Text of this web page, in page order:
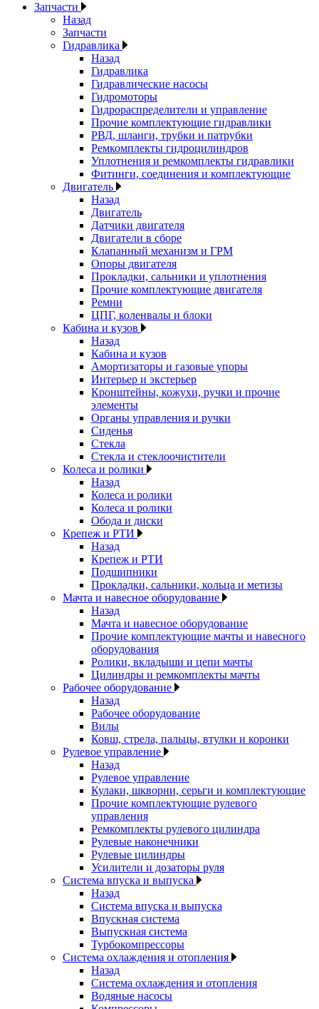
Запчасти
Назад
Запчасти
Гидравлика
Назад
Гидравлика
Гидравлические насосы
Гидромоторы
Гидрораспределители и управление
Прочие комплектующие гидравлики
РВД, шланги, трубки и патрубки
Ремкомплекты гидроцилиндров
Уплотнения и ремкомплекты гидравлики
Фитинги, соединения и комплектующие
Двигатель
Назад
Двигатель
Датчики двигателя
Двигатели в сборе
Клапанный механизм и ГРМ
Опоры двигателя
Прокладки, сальники и уплотнения
Прочие комплектующие двигателя
Ремни
ЦПГ, коленвалы и блоки
Кабина и кузов
Назад
Кабина и кузов
Амортизаторы и газовые упоры
Интерьер и экстерьер
Кронштейны, кожухи, ручки и прочие
элементы
Органы управления и ручки
Сиденья
Стекла
Стекла и стеклоочистители
Колеса и ролики
Назад
Колеса и ролики
Колеса и ролики
Обода и диски
Крепеж и РТИ
Назад
Крепеж и РТИ
Подшипники
Прокладки, сальники, кольца и метизы
Мачта и навесное оборудование
Назад
Мачта и навесное оборудование
Прочие комплектующие мачты и навесного
оборудования
Ролики, вкладыши и цепи мачты
Цилиндры и ремкомплекты мачты
Рабочее оборудование
Назад
Рабочее оборудование
Вилы
Ковш, стрела, пальцы, втулки и коронки
Рулевое управление
Назад
Рулевое управление
Кулаки, шкворни, серьги и комплектующие
Прочие комплектующие рулевого
управления
Ремкомплекты рулевого цилиндра
Рулевые наконечники
Рулевые цилиндры
Усилители и дозаторы руля
Система впуска и выпуска
Назад
Система впуска и выпуска
Впускная система
Выпускная система
Турбокомпрессоры
Система охлаждения и отопления
Назад
Система охлаждения и отопления
Водяные насосы